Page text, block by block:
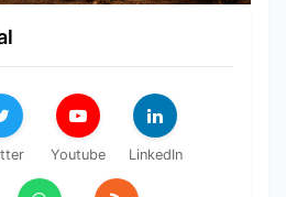
Youtube LinkedIn